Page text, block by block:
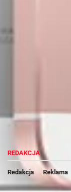
REDAKCJA
Redakcja Reklama